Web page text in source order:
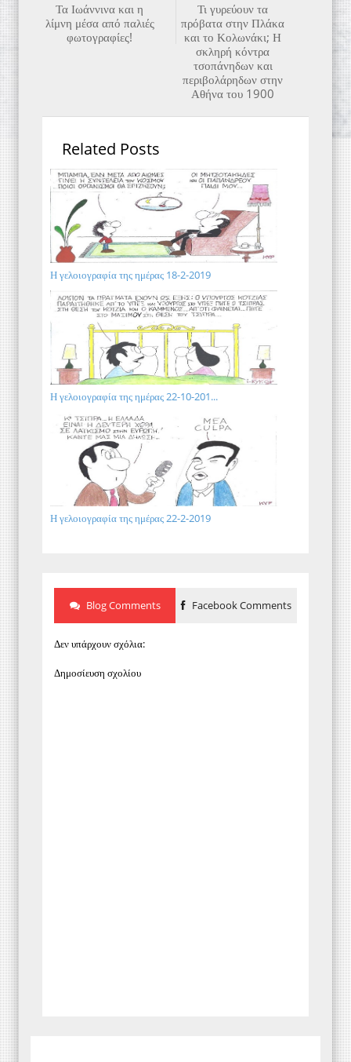
Τι γυρεύουν τα
πρόβατα στην Πλάκα
και το Κολωνάκι; Η
σκληρή κόντρα
τσοπάνηδων και
περιβολάρηδων στην
Αθήνα του 1900
Τα Ιωάννινα και η
λίμνη μέσα από παλιές
φωτογραφίες!
Related Posts
Η γελοιογραφία της ημέρας 18-2-2019
Η γελοιογραφία της ημέρας 22-10-201...
Η γελοιογραφία της ημέρας 22-2-2019
Blog Comments Facebook Comments
Δεν υπάρχουν σχόλια:
Δημοσίευση σχολίου